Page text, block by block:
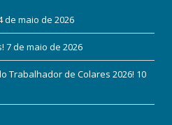
de maio de 2026
7 de maio de 2026
Trabalhador de Colares 2026! 10